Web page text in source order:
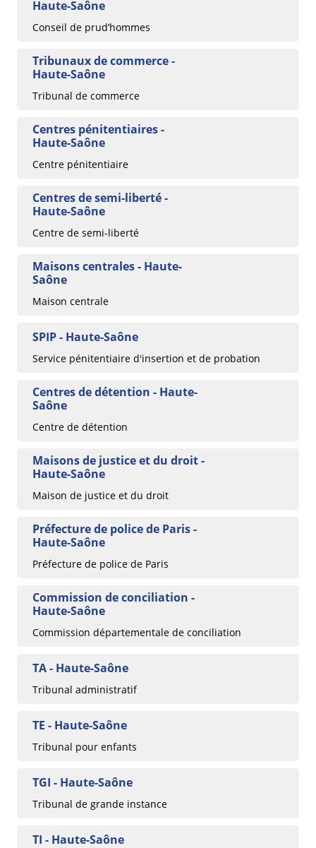
Haute-Saône
Conseil de prud’hommes
Tribunaux de commerce -
Haute-Saône
Tribunal de commerce
Centres pénitentiaires -
Haute-Saône
Centre pénitentiaire
Centres de semi-liberté -
Haute-Saône
Centre de semi-liberté
Maisons centrales - Haute-
Saône
Maison centrale
SPIP - Haute-Saône
Service pénitentiaire d'insertion et de probation
Centres de détention - Haute-
Saône
Centre de détention
Maisons de justice et du droit -
Haute-Saône
Maison de justice et du droit
Préfecture de police de Paris -
Haute-Saône
Préfecture de police de Paris
Commission de conciliation -
Haute-Saône
Commission départementale de conciliation
TA - Haute-Saône
Tribunal administratif
TE - Haute-Saône
Tribunal pour enfants
TGI - Haute-Saône
Tribunal de grande instance
TI - Haute-Saône